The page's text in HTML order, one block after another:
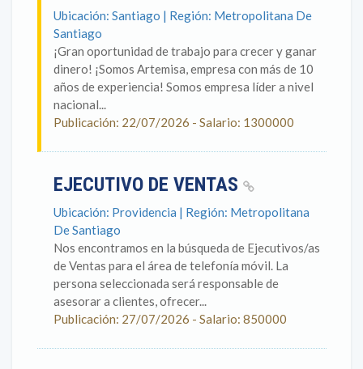
Ubicación: Santiago | Región: Metropolitana De
Santiago
¡Gran oportunidad de trabajo para crecer y ganar
dinero! ¡Somos Artemisa, empresa con más de 10
años de experiencia! Somos empresa líder a nivel
nacional...
Publicación: 22/07/2026 - Salario: 1300000
EJECUTIVO DE VENTAS
Ubicación: Providencia | Región: Metropolitana
De Santiago
Nos encontramos en la búsqueda de Ejecutivos/as
de Ventas para el área de telefonía móvil. La
persona seleccionada será responsable de
asesorar a clientes, ofrecer...
Publicación: 27/07/2026 - Salario: 850000